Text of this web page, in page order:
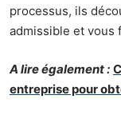
processus, ils
admissible et vous
A lire également :
entreprise pour